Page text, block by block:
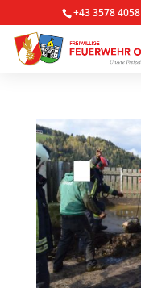
+43 3578 4058